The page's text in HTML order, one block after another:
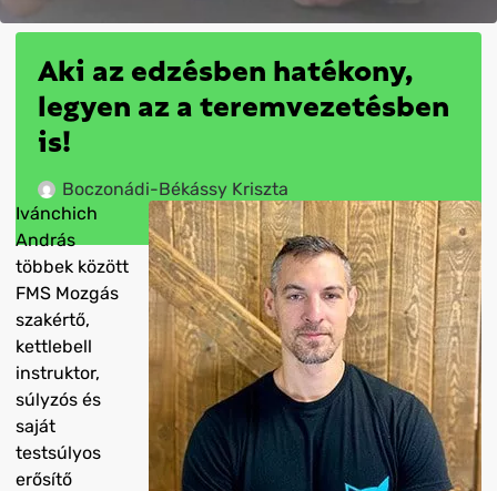
Aki az edzésben hatékony,
legyen az a teremvezetésben
is!
Boczonádi-Békássy Kriszta
Ivánchich
András
többek között
FMS Mozgás
szakértő,
kettlebell
instruktor,
súlyzós és
saját
testsúlyos
erősítő